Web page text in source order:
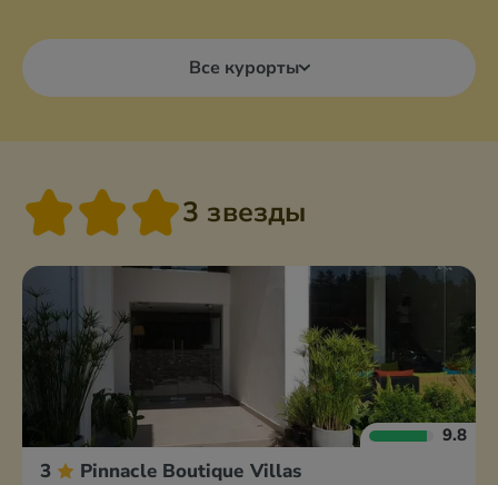
Все курорты
3 звезды
9.8
3 Pinnacle Boutique Villas